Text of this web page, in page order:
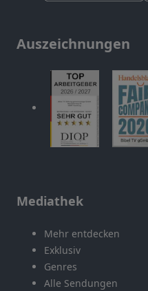
Auszeichnungen
Mediathek
Mehr entdecken
Exklusiv
Genres
Alle Sendungen